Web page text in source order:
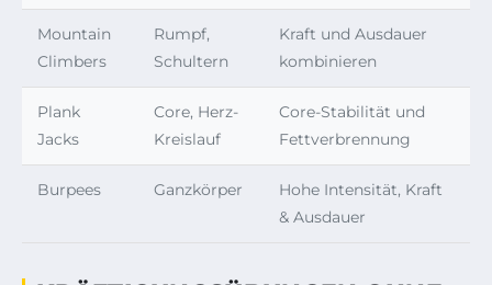
Mountain
Climbers
Rumpf,
Schultern
Kraft und Ausdauer
kombinieren
Plank
Jacks
Core, Herz-
Kreislauf
Core-Stabilität und
Fettverbrennung
Burpees Ganzkörper
Hohe Intensität, Kraft
& Ausdauer